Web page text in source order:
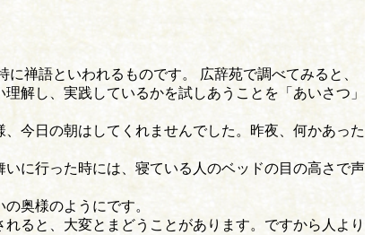
禅語といわれるものです。 広辞苑で調べてみると、
解し、実践しているかを試しあうことを「あいさつ」
今日の朝はしてくれませんでした。昨夜、何かあった
に行った時には、寝ている人のベッドの目の高さで声
奥様のようにです。
ると、大変とまどうことがあります。ですから人より